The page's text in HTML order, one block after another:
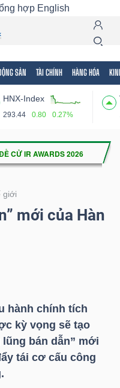
hợp English
SẢN TÀI CHÍNH HÀNG HÓA
HNX-Index
293.44 0.80 0.27%
giới
mới của Hàn
hành chính tích
kỳ vọng sẽ tạo
bán dẫn” mới
tái cơ cấu công
Mã chứng khoán